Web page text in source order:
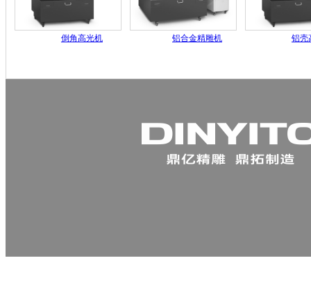
倒角高光机 铝合金精雕机 铝壳